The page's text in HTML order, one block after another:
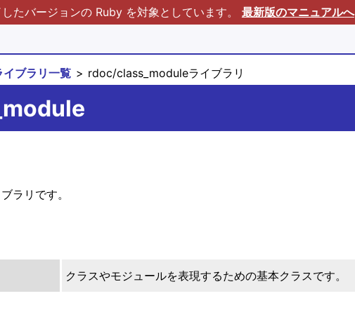
たバージョンの Ruby を対象としています。 最新版のマニュアルへ
イブラリ一覧 rdoc/class_moduleライブラリ
ラリです。
クラスやモジュールを表現するための基本クラスです。